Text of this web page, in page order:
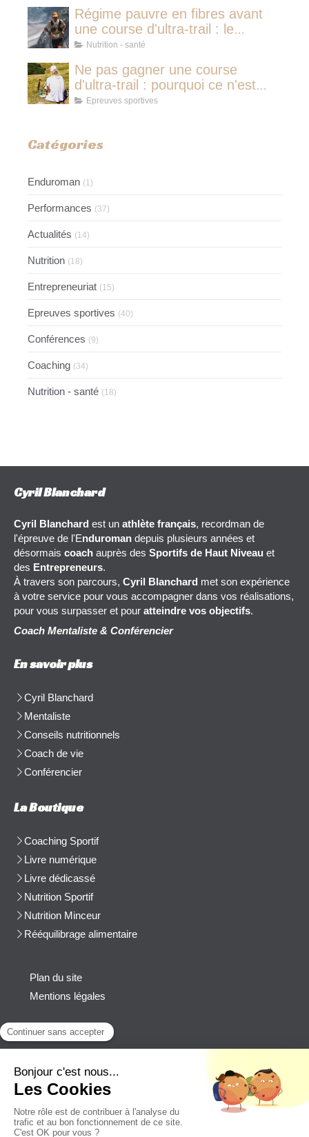
Régime pauvre en fibres avant
une course d'ultra-trail : le
protocole nutritionnel des
Nutrition - santé
Ne pas gagner une course
d'ultra-trail : pourquoi ce n'est
jamais avoir couru pour rien
Epreuves sportives
Catégories
Enduroman (1)
Performances (37)
Actualités (14)
Nutrition (18)
Entrepreneuriat (15)
Epreuves sportives (40)
Conférences (9)
Coaching (34)
Nutrition - santé (18)
Cyril Blanchard
Cyril Blanchard est un athlète français, recordman de
l'épreuve de l'Enduroman depuis plusieurs années et
désormais coach auprès des Sportifs de Haut Niveau et
des Entrepreneurs.
À travers son parcours, Cyril Blanchard met son expérience
à votre service pour vous accompagner dans vos réalisations,
pour vous surpasser et pour atteindre vos objectifs.
Coach Mentaliste & Conférencier
En savoir plus
Cyril Blanchard
Mentaliste
Conseils nutritionnels
Coach de vie
Conférencier
La Boutique
Coaching Sportif
Livre numérique
Livre dédicassé
Nutrition Sportif
Nutrition Minceur
Rééquilibrage alimentaire
Plan du site
Mentions légales
Contact
cblanchard@beep-consulting.com
Contacter Cyril